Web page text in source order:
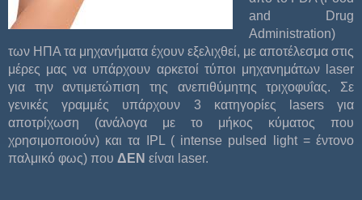
and Drug
Administration)
των ΗΠΑ τα μηχανήματα έχουν εξελιχθεί, με αποτέλεσμα στις
μέρες μας να υπάρχουν αρκετοί τύποι μηχανημάτων laser
για την αντιμετώπιση της ανεπιθύμητης τριχοφυΐας. Σε
γενικές γραμμές υπάρχουν 3 κατηγορίες lasers για
αποτρίχωση (ανάλογα με το μήκος κύματος που
χρησιμοποιούν) και τα IPL ( intense pulsed light = έντονο
παλμικό φως) που ΔΕΝ είναι laser.